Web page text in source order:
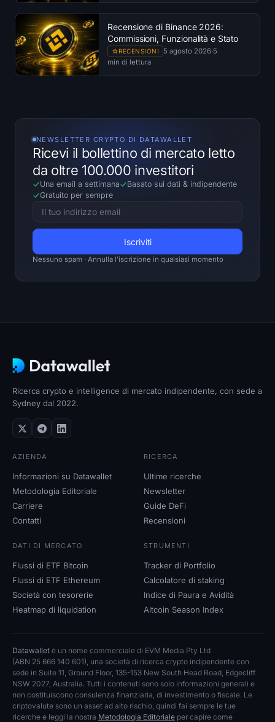
Recensione di Binance 2026:
Commissioni, Funzionalità e Stato
MiCA nell'EU
RECENSIONI 5 agosto 2026·5
min di lettura
NEWSLETTER CRYPTO DI DATAWALLET
Ricevi il bollettino di mercato letto
da oltre 100.000 investitori
Una email a settimana Basato sui dati & indipendente
Gratuito per sempre
Nessuno spam · Annulla l'iscrizione in qualsiasi momento
Ricerca crypto e intelligence di mercato indipendente, con sede a
Sydney dal 2022.
AZIENDA
Informazioni su Datawallet
Metodologia Editoriale
Carriere
Contatti
RICERCA
Ultime ricerche
Newsletter
Guide DeFi
Recensioni
DATI DI MERCATO
Flussi di ETF Bitcoin
Flussi di ETF Ethereum
Società con tesorerie
Heatmap di liquidation
STRUMENTI
Tracker di Portfolio
Calcolatore di staking
Indice di Paura e Avidità
Altcoin Season Index
Datawallet è un nome commerciale di EVM Media Pty Ltd
(ABN 25 666 140 601), una società di ricerca crypto indipendente con
sede in Suite 11, Ground Floor, 135-153 New South Head Road, Edgecliff
NSW 2027, Australia. Tutti i contenuti sono solo informazioni generali e
non costituiscono consulenza finanziaria, di investimento o fiscale. Le
criptovalute sono un asset ad alto rischio, quindi fai sempre le tue
ricerche e leggi la nostra Metodologia Editoriale per capire come